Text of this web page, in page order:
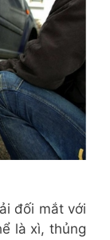
đối mắt với
là xì, thủng